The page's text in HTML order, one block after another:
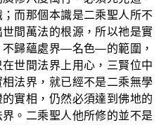
而那個本識是二乘聖人所不
間萬法的根源，所以祂是實
不歸蘊處界—名色—的範圍，
世間法界上用心，三賢位中
法界，就已經不是二乘無學
實相，仍然必須達到佛地的
。二乘聖人他所修的並不是